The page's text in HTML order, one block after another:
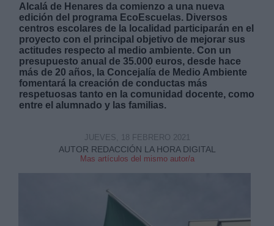
Alcalá de Henares da comienzo a una nueva
edición del programa EcoEscuelas. Diversos
centros escolares de la localidad participarán en el
proyecto con el principal objetivo de mejorar sus
actitudes respecto al medio ambiente. Con un
presupuesto anual de 35.000 euros, desde hace
más de 20 años, la Concejalía de Medio Ambiente
fomentará la creación de conductas más
respetuosas tanto en la comunidad docente, como
entre el alumnado y las familias.
AUTOR REDACCIÓN LA HORA DIGITAL
Mas artículos del mismo autor/a
JUEVES, 18 FEBRERO 2021